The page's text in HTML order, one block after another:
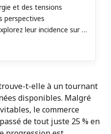
et des tensions
perspectives
leur incidence sur la
t-elle à un tournant
disponibles. Malgré
le commerce
de tout juste 25 % en